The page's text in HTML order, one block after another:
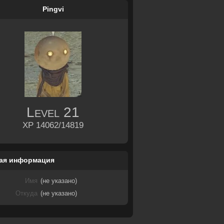
Pingvi
Level 21
XP 14062/14819
информация
Имя (не указано)
Откуда (не указано)